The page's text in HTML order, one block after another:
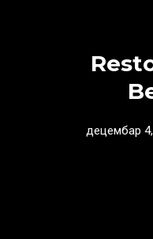
децембар